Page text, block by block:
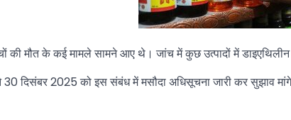
की मौत के कई मामले सामने आए थे। जांच में कुछ उत्पादों में
दिसंबर 2025 को इस संबंध में मसौदा अधिसूचना जारी कर सुझाव